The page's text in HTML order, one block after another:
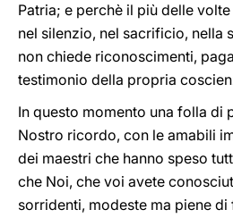
Patria; e perchè il più delle
nel silenzio, nel sacrificio, nella
non chiede riconoscimenti,
testimonio della propria
In questo momento una folla di
Nostro ricordo, con le amabili
dei maestri che hanno speso
che Noi, che voi avete
sorridenti, modeste ma piene